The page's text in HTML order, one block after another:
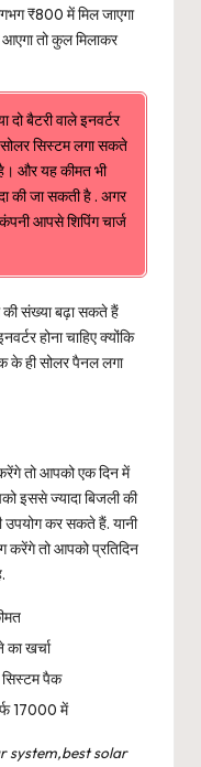
₹800 में मिल जाएगा
तो कुल मिलाकर
बैटरी वाले इनवर्टर
सिस्टम लगा सकते
है। और यह कीमत भी
की जा सकती है . अगर
आपसे शिपिंग चार्ज
संख्या बढ़ा सकते हैं
होना चाहिए क्योंकि
के ही सोलर पैनल लगा
तो आपको एक दिन में
इससे ज्यादा बिजली की
उपयोग कर सकते हैं. यानी
तो आपको प्रतिदिन
खर्चा
सिस्टम पैक
17000 में
system,best solar